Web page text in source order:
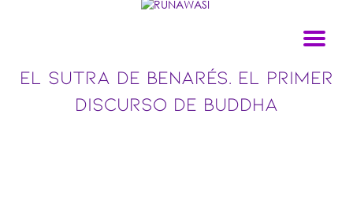
EL SUTRA DE BENARÉS. EL PRIMER
DISCURSO DE BUDDHA